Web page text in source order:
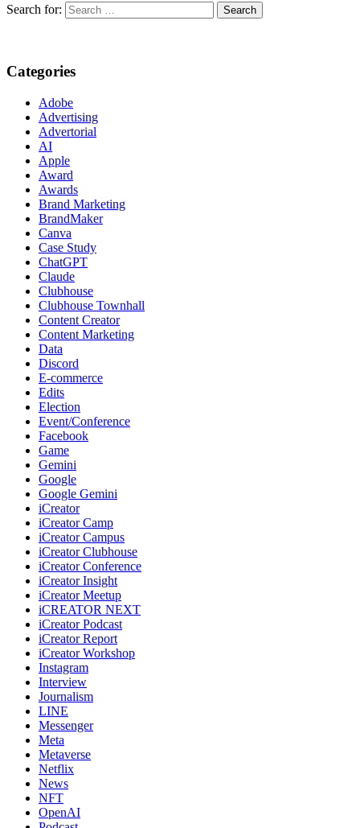
Search for:
Categories
Adobe
Advertising
Advertorial
AI
Apple
Award
Awards
Brand Marketing
BrandMaker
Canva
Case Study
ChatGPT
Claude
Clubhouse
Clubhouse Townhall
Content Creator
Content Marketing
Data
Discord
E-commerce
Edits
Election
Event/Conference
Facebook
Game
Gemini
Google
Google Gemini
iCreator
iCreator Camp
iCreator Campus
iCreator Clubhouse
iCreator Conference
iCreator Insight
iCreator Meetup
iCREATOR NEXT
iCreator Podcast
iCreator Report
iCreator Workshop
Instagram
Interview
Journalism
LINE
Messenger
Meta
Metaverse
Netflix
News
NFT
OpenAI